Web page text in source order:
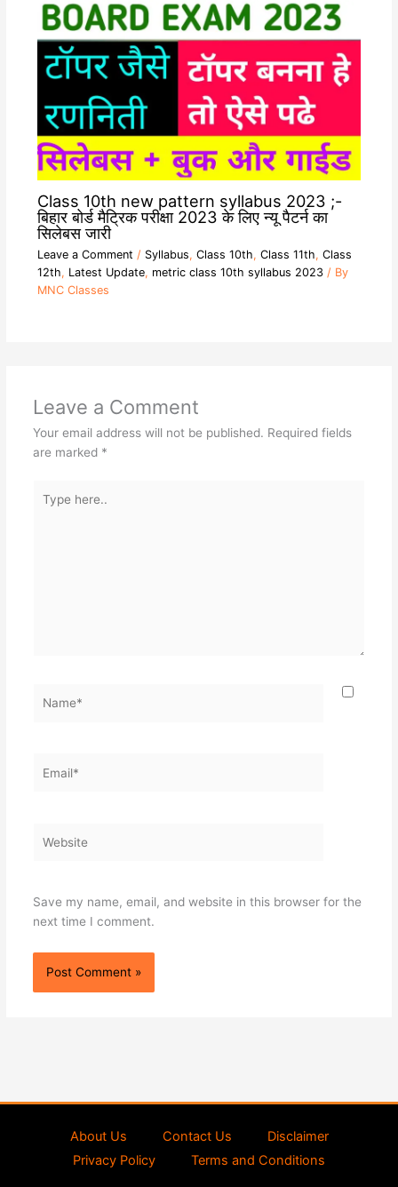
Class 10th new pattern syllabus 2023 ;-
बिहार बोर्ड मैट्रिक परीक्षा 2023 के लिए न्यू पैटर्न का
सिलेबस जारी
Leave a Comment / Syllabus, Class 10th, Class 11th, Class
12th, Latest Update, metric class 10th syllabus 2023/ By
MNC Classes
Leave a Comment
Your email address will not be published. Required fields
are marked *
here..
Save my name, email, and website in this browser for the
next time I comment.
About Us Contact Us
Disclaimer
Privacy Policy
Terms and Conditions